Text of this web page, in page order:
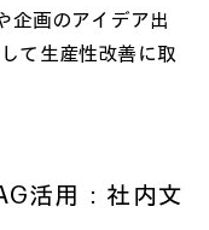
企画のアイデア出
て生産性改善に取
活用：社内文